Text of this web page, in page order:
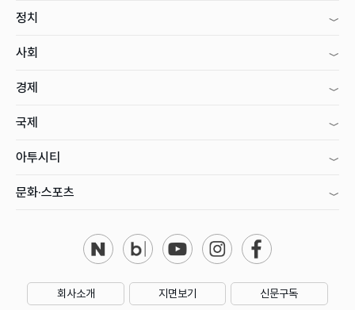
정치
사회
경제
국제
아투시티
문화·스포츠
회사소개 지면보기 신문구독